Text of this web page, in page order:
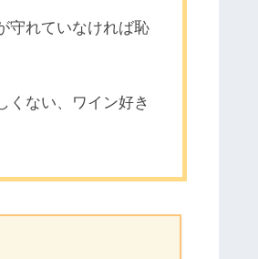
守れていなければ恥
くない、ワイン好き